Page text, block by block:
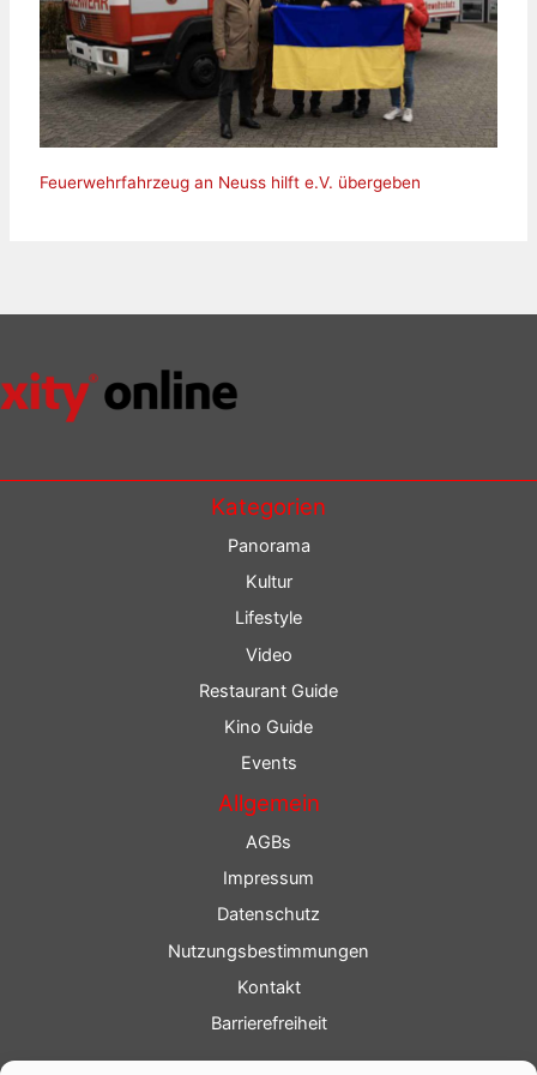
Feuerwehrfahrzeug an Neuss hilft e.V. übergeben
Kategorien
Panorama
Kultur
Lifestyle
Video
Restaurant Guide
Kino Guide
Events
Allgemein
AGBs
Impressum
Datenschutz
Nutzungsbestimmungen
Kontakt
Barrierefreiheit